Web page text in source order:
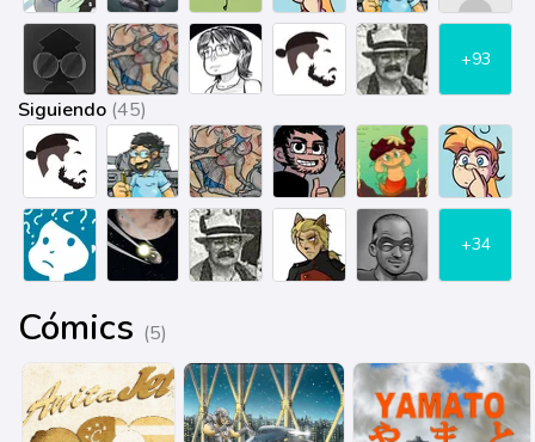
+93
Siguiendo (45)
+34
Cómics (5)